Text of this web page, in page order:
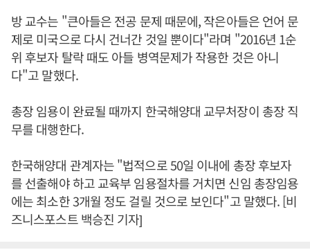
방 교수는 "큰아들은 전공 문제 때문에, 작은아들은 언어 문
제로 미국으로 다시 건너간 것일 뿐이다"라며 "2016년 1순
위 후보자 탈락 때도 아들 병역문제가 작용한 것은 아니
다"고 말했다.
총장 임용이 완료될 때까지 한국해양대 교무처장이 총장 직
무를 대행한다.
한국해양대 관계자는 "법적으로 50일 이내에 총장 후보자
를 선출해야 하고 교육부 임용절차를 거치면 신임 총장임용
에는 최소한 3개월 정도 걸릴 것으로 보인다"고 말했다. [비
즈니스포스트 백승진 기자]